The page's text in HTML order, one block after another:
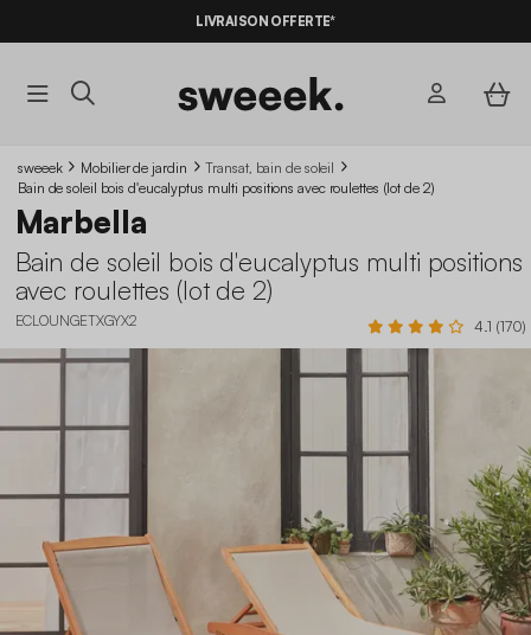
LIVRAISON OFFERTE*
sweeek Mobilier de jardin
Transat, bain de soleil
Bain de soleil bois d'eucalyptus multi positions avec roulettes (lot de 2)
Marbella
Bain de soleil bois d'eucalyptus multi positions
avec roulettes (lot de 2)
ECLOUNGETXGYX2 4.1 (170)